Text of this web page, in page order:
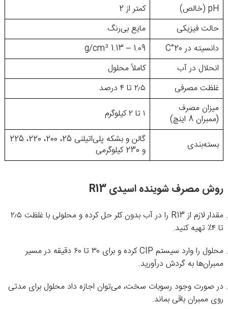
pH (خالص)
کمتر از 2
حالت فیزیکی
مایع بی‌رنگ
دانسیته در 20°C
1.09 – 1.13 g/cm³
انحلال در آب
کاملاً محلول
غلظت مصرفی
۲٫۵ تا ۴ درصد
میزان مصرف
(ممبران 8 اینچ)
۱ تا ۲ کیلوگرم
بسته‌بندی
گالن و بشکه پلی‌اتیلنی 25، 200، 220، 225
و 230 کیلوگرمی
روش مصرف شوینده اسیدی R13
مقدار لازم از R13 را در آب بدون کلر حل کرده و محلولی با غلظت ۲٫۵
تا ۴٪ تهیه کنید.
محلول را وارد سیستم CIP کرده و برای ۳۰ تا ۶۰ دقیقه در مسیر
ممبران‌ها به گردش درآورید.
در صورت وجود رسوبات سخت، می‌توان اجازه داد محلول برای مدتی
روی ممبران باقی بماند.